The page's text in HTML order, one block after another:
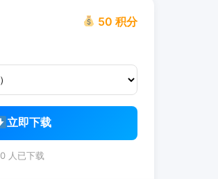
50 积分
立即下载
0 人已下载